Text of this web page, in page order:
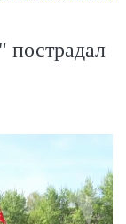
пострадал